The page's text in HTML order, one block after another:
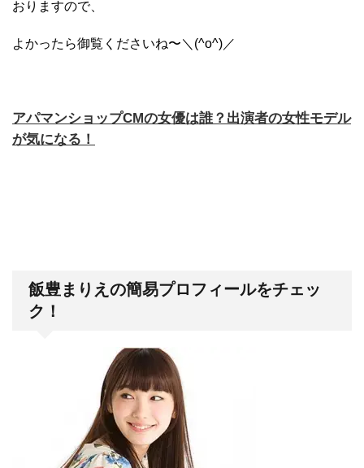
おりますので、
よかったら御覧くださいね〜＼(^o^)／
アパマンショップCMの女優は誰？出演者の女性モデル
が気になる！
飯豊まりえの簡易プロフィールをチェッ
ク！